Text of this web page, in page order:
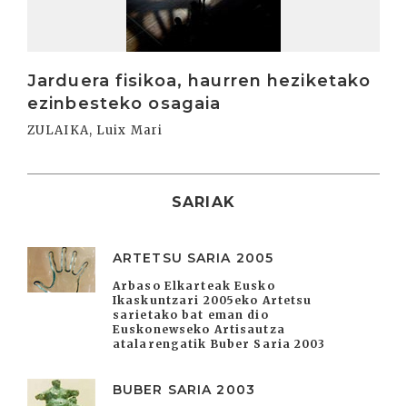
Jarduera fisikoa, haurren heziketako
ezinbesteko osagaia
ZULAIKA, Luix Mari
SARIAK
ARTETSU SARIA 2005
Arbaso Elkarteak Eusko
Ikaskuntzari 2005eko Artetsu
sarietako bat eman dio
Euskonewseko Artisautza
atalarengatik Buber Saria 2003
BUBER SARIA 2003